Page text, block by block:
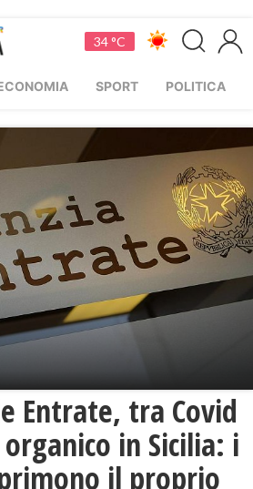
34 °C
SPORT POLITICA
Entrate, tra Covid
in Sicilia: i
il proprio